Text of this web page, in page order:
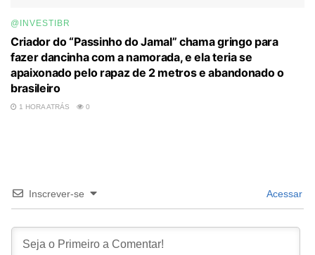
@INVESTIBR
Criador do “Passinho do Jamal” chama gringo para
fazer dancinha com a namorada, e ela teria se
apaixonado pelo rapaz de 2 metros e abandonado o
brasileiro
1 HORA ATRÁS 0
Inscrever-se Acessar